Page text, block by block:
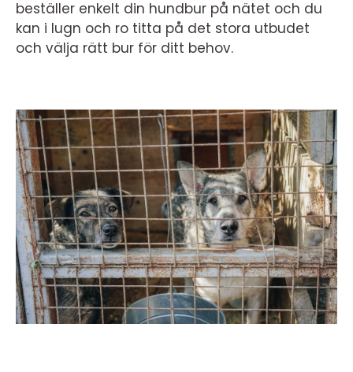
beställer enkelt din hundbur på nätet och du
kan i lugn och ro titta på det stora utbudet
och välja rätt bur för ditt behov.